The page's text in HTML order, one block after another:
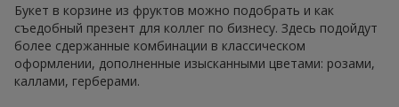
Букет в корзине из фруктов можно подобрать и как
съедобный презент для коллег по бизнесу. Здесь подойдут
более сдержанные комбинации в классическом
оформлении, дополненные изысканными цветами: розами,
каллами, герберами.